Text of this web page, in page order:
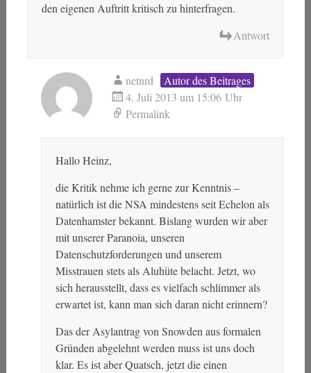
den eigenen Auftritt kritisch zu hinterfragen.
Antwort
netnrd
Autor des Beitrages
4. Juli 2013 um 15:06 Uhr
Permalink
Hallo Heinz,
die Kritik nehme ich gerne zur Kenntnis –
natürlich ist die NSA mindestens seit Echelon als
Datenhamster bekannt. Bislang wurden wir aber
mit unserer Paranoia, unseren
Datenschutzforderungen und unserem
Misstrauen stets als Aluhüte belacht. Jetzt, wo
sich herausstellt, dass es vielfach schlimmer als
erwartet ist, kann man sich daran nicht erinnern?
Das der Asylantrag von Snowden aus formalen
Gründen abgelehnt werden muss ist uns doch
klar. Es ist aber Quatsch, jetzt die einen